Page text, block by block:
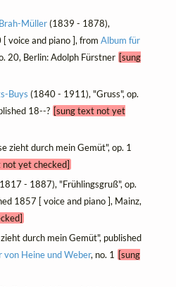
Müller(1839 - 1878),
voice and piano ], from Album für
20, Berlin: Adolph Fürstner [sung
Buys (1840 - 1911), "Gruss", op.
18--? [sung text not yet
zieht durch mein Gemüt", op. 1
not yet checked]
- 1887), "Frühlingsgruß", op.
1857 [ voice and piano ], Mainz,
durch mein Gemüt", published
von Heine und Weber, no. 1 [sung